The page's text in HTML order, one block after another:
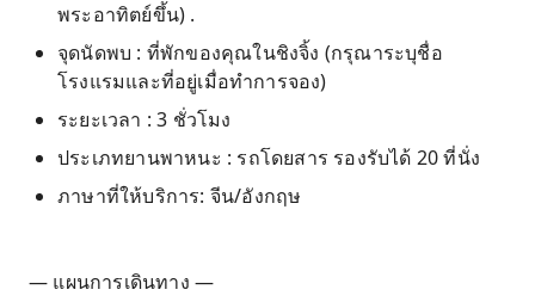
พระอาทิตย์ขึ้น) .
จุดนัดพบ : ที่พักของคุณในชิงจิ้ง (กรุณาระบุชื่อ
โรงแรมและที่อยู่เมื่อทำการจอง)
ระยะเวลา : 3 ชั่วโมง
ประเภทยานพาหนะ : รถโดยสาร รองรับได้ 20 ที่นั่ง
ภาษาที่ให้บริการ: จีน/อังกฤษ
— แผนการเดินทาง —